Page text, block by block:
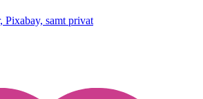
Pixabay, samt privat